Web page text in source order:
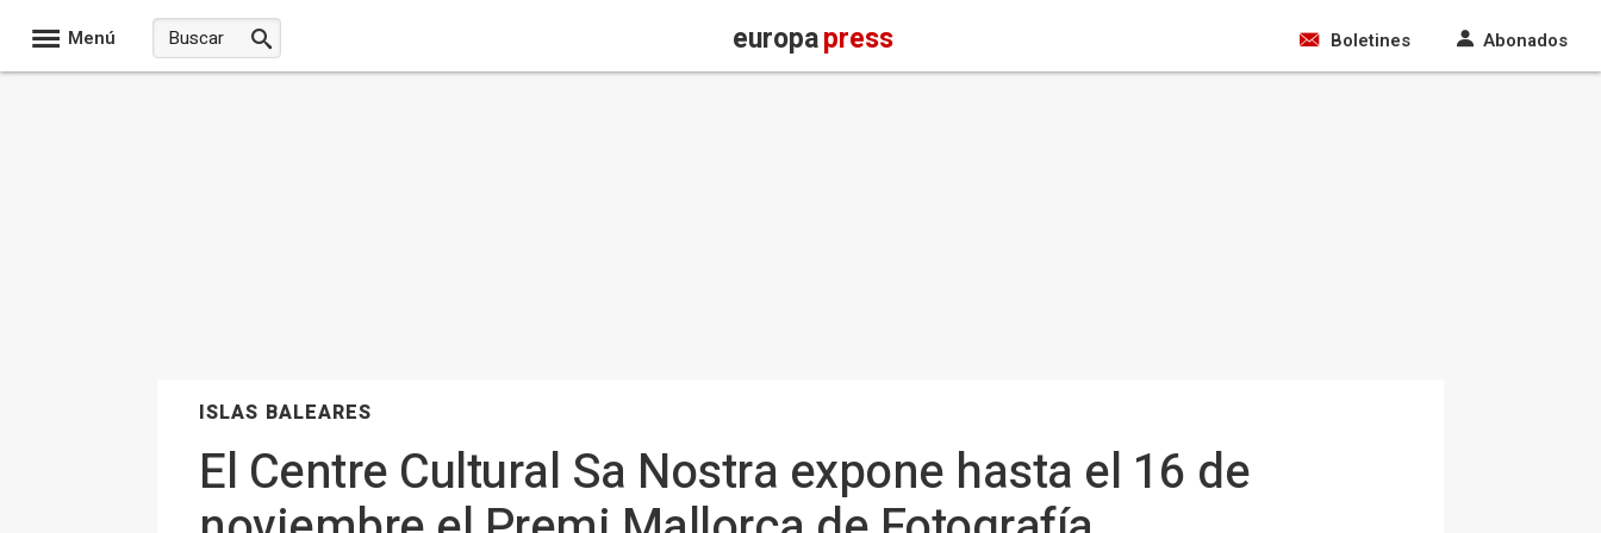
Menú europapress Boletines Abonados
ISLAS BALEARES
El Centre Cultural Sa Nostra expone hasta el 16 de